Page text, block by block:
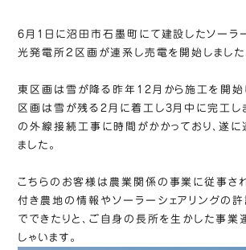
6月1日に沼田市石墨町にて建設したソーラ
光発電所２区画が連系し売電を開始しました
東区画は雪が降る昨年12月から施工を開始
区画は雪が残る2月に着工し3月中に完工し
の外線接続工事に時間がかかっており、遂に
ました。
こちらのお客様は農業関係の事業に従事さ
付き農地の情報やソーラーシェアリングの
でできたりと、ご自身の長所を生かした事業
しゃいます。